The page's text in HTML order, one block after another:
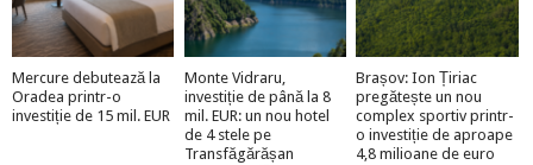
Mercure debutează la
Oradea printr-o
investiție de 15 mil. EUR
Monte Vidraru,
investiție de până la 8
mil. EUR: un nou hotel
de 4 stele pe
Transfăgărășan
Brașov: Ion Țiriac
pregătește un nou
complex sportiv printr-
o investiție de aproape
4,8 milioane de euro